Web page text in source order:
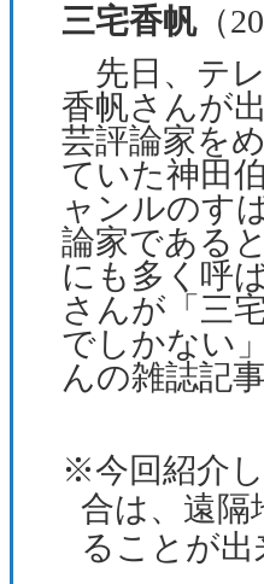
三宅香帆（
先日、テ
香帆さんが
芸評論家を
ていた神田
ャンルのす
論家である
にも多く呼
さんが「三
でしかない
んの雑誌記
※今回紹介
合は、遠隔
ることが